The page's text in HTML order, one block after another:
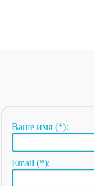
Ваше имя (*):
Email (*):